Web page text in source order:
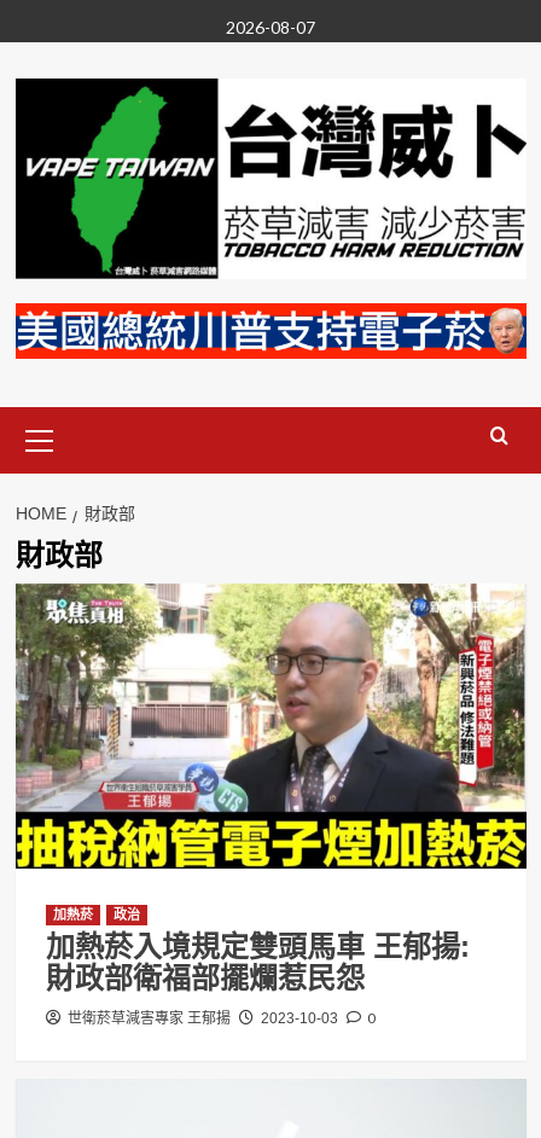
to
content
2026-08-07
Menu
HOME 財政部
財政部
加熱菸 政治
加熱菸入境規定雙頭馬車 王郁揚:
財政部衛福部擺爛惹民怨
世衛菸草減害專家 王郁揚 2023-10-03 0